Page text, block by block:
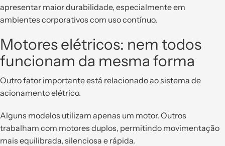
apresentar maior durabilidade, especialmente em
ambientes corporativos com uso contínuo.
Motores elétricos: nem todos
funcionam da mesma forma
Outro fator importante está relacionado ao sistema de
acionamento elétrico.
Alguns modelos utilizam apenas um motor. Outros
trabalham com motores duplos, permitindo movimentação
mais equilibrada, silenciosa e rápida.